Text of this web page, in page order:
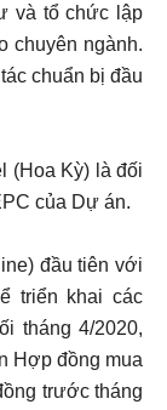
và tổ chức lập
chuyên ngành.
chuẩn bị đầu
(Hoa Kỳ) là đối
của Dự án.
đầu tiên với
triển khai các
tháng 4/2020,
Hợp đồng mua
trước tháng